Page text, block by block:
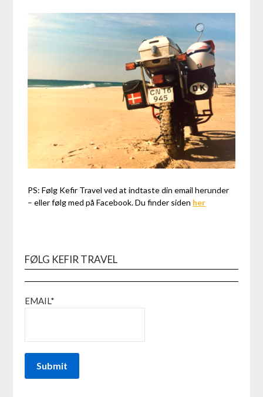
PS: Følg Kefir Travel ved at indtaste din email herunder
– eller følg med på Facebook. Du finder siden her
FØLG KEFIR TRAVEL
EMAIL*